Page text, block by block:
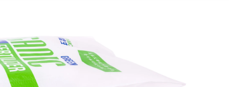
ホ
ー
Road
Enterprise
Management
Services
Co.,LTD.
All
Rights
Reserved.